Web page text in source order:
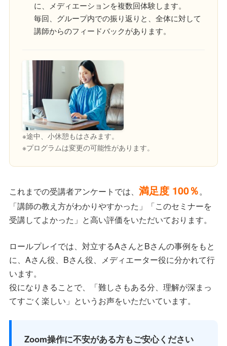
に、メディエーションを複数回体験します。
毎回、グループ内での振り返りと、全体に対して
講師からのフィードバックがあります。
※途中、小休憩もはさみます。
※プログラムは変更の可能性があります。
これまでの受講者アンケートでは、 満足度 100％。
「講師の教え方がわかりやすかった」「このセミナーを
受講してよかった」と高い評価をいただいております。
ロールプレイでは、対立するAさんとBさんの事例をもと
に、Aさん役、Bさん役、メディエーター役に分かれて行
います。
役になりきることで、「難しさもある分、理解が深まっ
てすごく楽しい」というお声をいただいています。
Zoom操作に不安がある方もご安心ください